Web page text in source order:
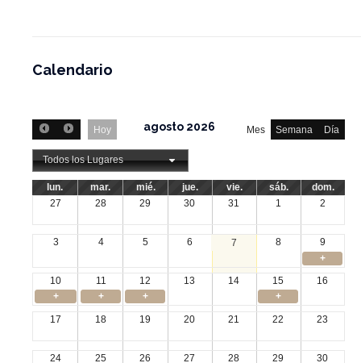
Calendario
Hoy Mes Semana Día
agosto 2026
Todos los Lugares
lun. mar. mié. jue. vie. sáb.
dom.
27
28 29 30 31 1 2
3 4 5 6 7 8
9
+
10
11 12 13 14 15
16
+
+ + +
17 18 19 20 21 22 23
24 25 26 27 28 29 30